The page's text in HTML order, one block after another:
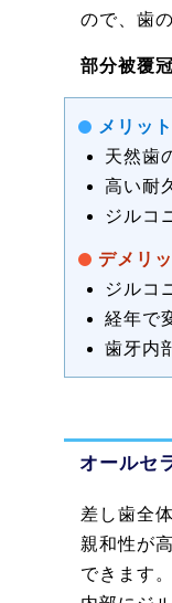
ので、歯
部分被覆
メリット
天然歯
高い耐
ジルコ
デメリ
ジルコ
経年で
歯牙内
オールセ
差し歯全
親和性が
できます